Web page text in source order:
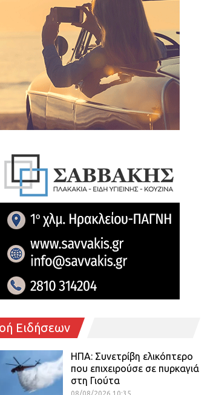
Ειδήσεων
ΗΠΑ: Συνετρίβη ελικόπτερο
που επιχειρούσε σε πυρκαγιά
στη Γιούτα
08/08/2026 10:35